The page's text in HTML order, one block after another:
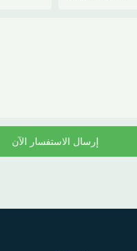
إرسال الاستفسار الآن